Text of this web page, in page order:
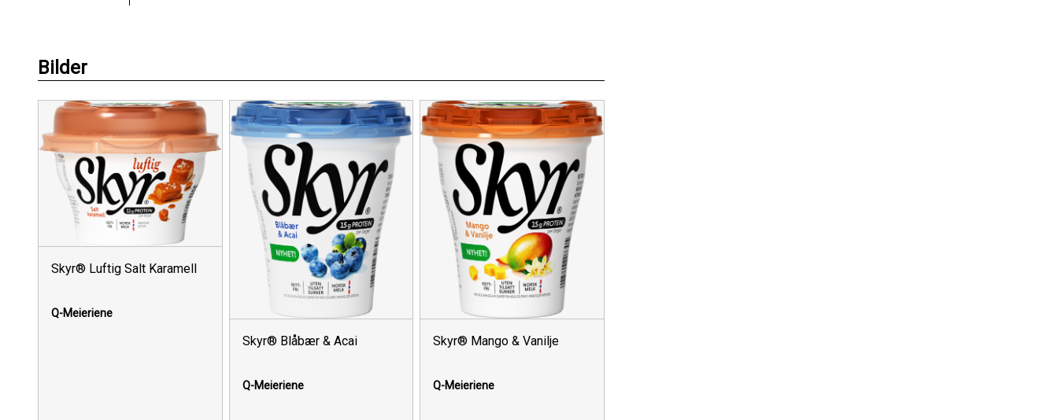
Bilder
Skyr® Luftig Salt Karamell
Q-Meieriene
Skyr® Blåbær & Acai
Q-Meieriene
Skyr® Mango & Vanilje
Q-Meieriene